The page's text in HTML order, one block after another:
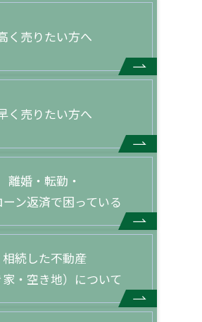
く売りたい方へ
く売りたい方へ
離婚・転勤・
ン返済で困っている
相続した不動産
家・空き地）について